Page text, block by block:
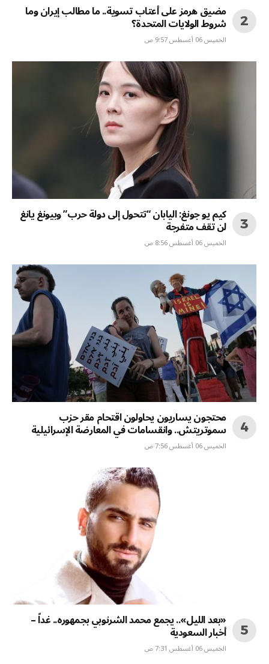
مضيق هرمز على أعتاب تسوية.. ما مطالب إيران وما
شروط الولايات المتحدة؟
الخميس 06 أغسطس 9:57 ص
كيم يو جونغ: اليابان “تتحول إلى دولة حرب” وبيونغ يانغ
لن تقف متفرجة
الخميس 06 أغسطس 8:56 ص
محتجون يساريون يحاولون اقتحام مقر حزب
سموتريتش.. وانقسامات في المعارضة الإسرائيلية
الخميس 06 أغسطس 7:56 ص
«بعد الليل».. يجمع محمد الشرنوبي بجمهوره.. غداً –
أخبار السعودية
الخميس 06 أغسطس 7:31 ص